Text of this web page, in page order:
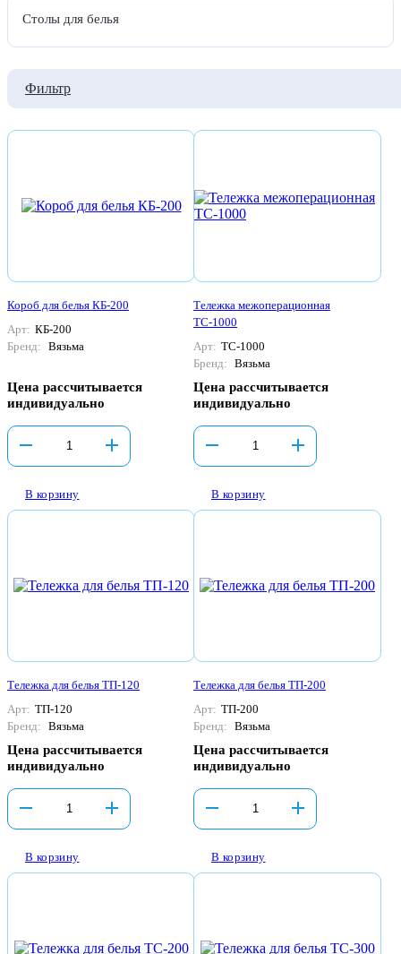
Столы для белья
Фильтр
Короб для белья КБ-200
Арт: КБ-200
Бренд: Вязьма
Цена рассчитывается
индивидуально
В корзину
Тележка межоперационная
ТС-1000
Арт: ТС-1000
Бренд: Вязьма
Цена рассчитывается
индивидуально
В корзину
Тележка для белья ТП-120
Арт: ТП-120
Бренд: Вязьма
Цена рассчитывается
индивидуально
В корзину
Тележка для белья ТП-200
Арт: ТП-200
Бренд: Вязьма
Цена рассчитывается
индивидуально
В корзину